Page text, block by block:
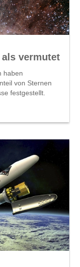
als vermutet
haben
von Sternen
festgestellt.